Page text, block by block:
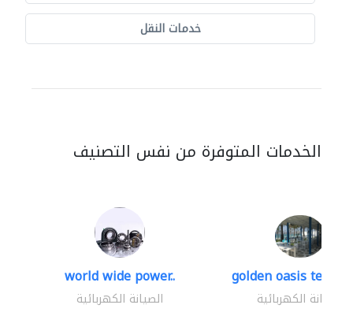
خدمات النقل
الخدمات المتوفرة من نفس التصنيف
world wide power..
الصيانة الكهربائية
golden oasis
الصيانة الكهربائية